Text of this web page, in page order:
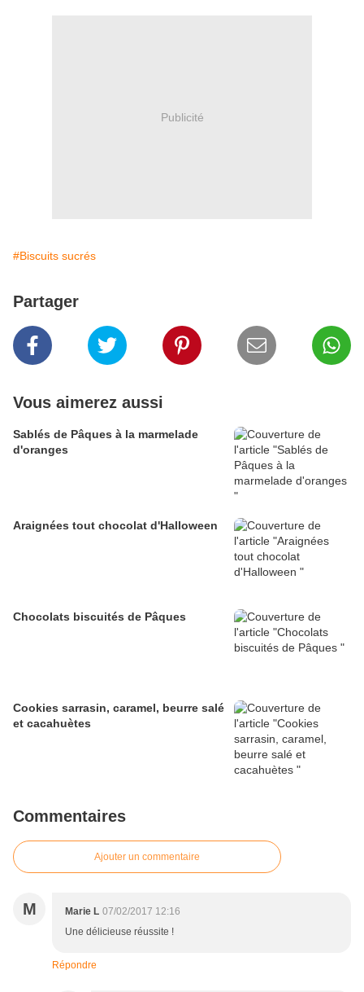
Publicité
#Biscuits sucrés
Partager
Vous aimerez aussi
Sablés de Pâques à la marmelade
d'oranges
Araignées tout chocolat d'Halloween
Chocolats biscuités de Pâques
Cookies sarrasin, caramel, beurre salé
et cacahuètes
Commentaires
Ajouter un commentaire
M Marie L 07/02/2017 12:16
Une délicieuse réussite !
Répondre